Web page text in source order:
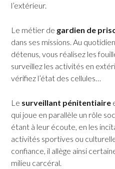
l’extérieur.
Le métier de gardien de
dans ses missions. Au
détenus, vous réalisez les
surveillez les activités en
vérifiez l’état des cellules…
Le surveillant pénitentiaire
qui joue en parallèle un rôle
étant à leur écoute, en les
activités sportives ou
confiance, il allège ainsi
milieu carcéral.